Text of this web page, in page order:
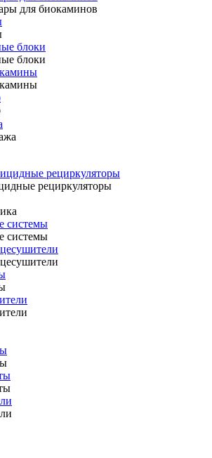
для биокаминов
блоки
блоки
рециркуляторы
рециркуляторы
системы
системы